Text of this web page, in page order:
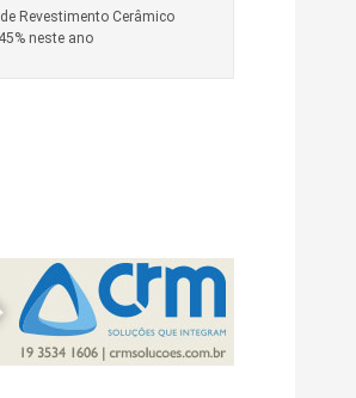
Revestimento Cerâmico
neste ano